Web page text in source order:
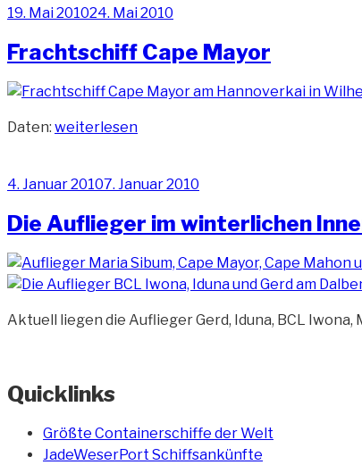
Veröffentlicht
19. Mai 201024. Mai 2010
Frachtschiff Cape Mayor
Daten: „Frachtschiff
weiterlesen
Veröffentlicht
4. Januar 20107. Januar 2010
Die Auflieger im winterlichen
Aktuell liegen die Auflieger Gerd, Iduna, BCL
Quicklinks
Größte Containerschiffe der Welt
JadeWeserPort Schiffsankünfte